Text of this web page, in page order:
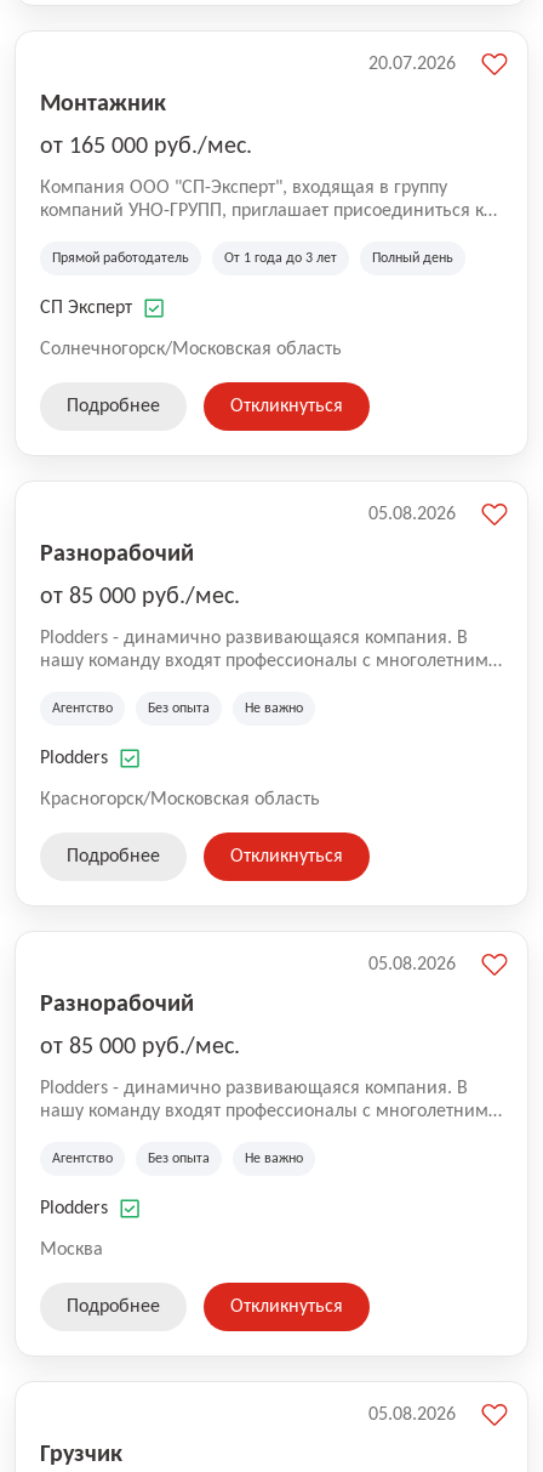
Монтажник
от 165 000 руб./мес.
Компания ООО "СП-Эксперт", входящая в группу
компаний УНО-ГРУПП, приглашает присоединиться к
работаем на рынке с 2005 года и оказываем комплекс
зданий из гибридных модульных блоков свободной
гибридно-модульного строительства.
Прямой работодатель От 1 года до 3 лет Полный день
СП Эксперт
Солнечногорск/Московская область
20.07.2026
Подробнее Откликнуться
Разнорабочий
от 85 000 руб./мес.
Plodders - динамично развивающаяся компания. В
нашу команду входят профессионалы с многолетним
на рынке аутсорсинга, а накопленный опыт позволяют
оказываемых услуг.
Агентство Без опыта Не важно
Plodders
Красногорск/Московская область
05.08.2026
Подробнее Откликнуться
Разнорабочий
от 85 000 руб./мес.
Plodders - динамично развивающаяся компания. В
нашу команду входят профессионалы с многолетним
на рынке аутсорсинга, а накопленный опыт позволяют
оказываемых услуг.
Агентство Без опыта Не важно
Plodders
Москва
05.08.2026
Подробнее Откликнуться
Грузчик
05.08.2026